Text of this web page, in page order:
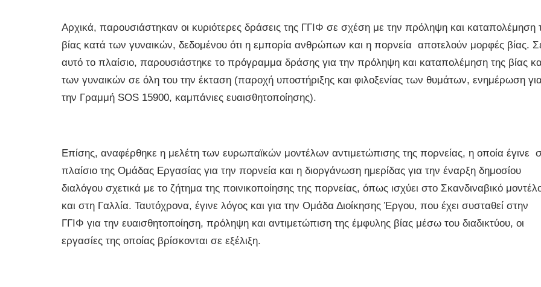
Αρχικά, παρουσιάστηκαν οι κυριότερες δράσεις της ΓΓΙΦ σε σχέση με την πρόληψη και καταπολέμηση
βίας κατά των γυναικών, δεδομένου ότι η εμπορία ανθρώπων και η πορνεία αποτελούν μορφές βίας.
αυτό το πλαίσιο, παρουσιάστηκε το πρόγραμμα δράσης για την πρόληψη και καταπολέμηση της βίας
των γυναικών σε όλη του την έκταση (παροχή υποστήριξης και φιλοξενίας των θυμάτων, ενημέρωση
την Γραμμή SOS 15900, καμπάνιες ευαισθητοποίησης).
Επίσης, αναφέρθηκε η μελέτη των ευρωπαϊκών μοντέλων αντιμετώπισης της πορνείας, η οποία έγινε
πλαίσιο της Ομάδας Εργασίας για την πορνεία και η διοργάνωση ημερίδας για την έναρξη δημοσίου
διαλόγου σχετικά με το ζήτημα της ποινικοποίησης της πορνείας, όπως ισχύει στο Σκανδιναβικό
και στη Γαλλία. Ταυτόχρονα, έγινε λόγος και για την Ομάδα Διοίκησης Έργου, που έχει συσταθεί στην
ΓΓΙΦ για την ευαισθητοποίηση, πρόληψη και αντιμετώπιση της έμφυλης βίας μέσω του διαδικτύου, οι
εργασίες της οποίας βρίσκονται σε εξέλιξη.